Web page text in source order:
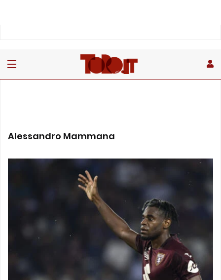
Alessandro Mammana